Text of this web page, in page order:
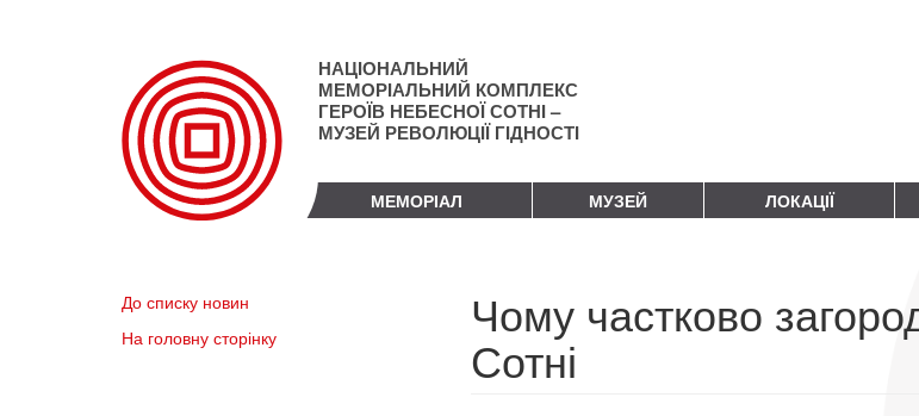
НАЦІОНАЛЬНИЙ
МЕМОРІАЛЬНИЙ КОМПЛЕКС
ГЕРОЇВ НЕБЕСНОЇ СОТНІ –
МУЗЕЙ РЕВОЛЮЦІЇ ГІДНОСТІ
МЕМОРІАЛ МУЗЕЙ ЛОКАЦІЇ
До списку новин
На головну сторінку
Чому частково
Сотні